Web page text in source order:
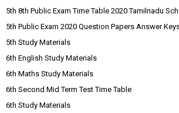
5th 8th Public Exam Time Table 2020 Tamilnadu
5th Public Exam 2020 Question Papers Answer
5th Study Materials
6th English Study Materials
6th Maths Study Materials
6th Second Mid Term Test Time Table
6th Study Materials